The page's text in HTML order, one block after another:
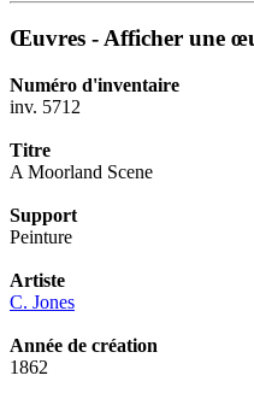
Œuvres - Afficher une
Numéro d'inventaire
inv. 5712
Titre
A Moorland Scene
Support
Peinture
Artiste
C. Jones
Année de création
1862